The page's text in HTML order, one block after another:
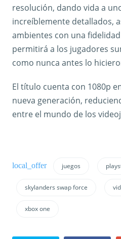
resolución, dando vida a
increíblemente detallados,
ambientes con una
permitirá a los jugadores
como nunca antes lo
El título cuenta con 1080p
nueva generación,
entre el mundo de los
juegos
skylanders swap force
xbox one